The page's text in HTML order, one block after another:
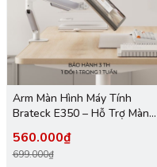
Arm Màn Hình Máy Tính
Brateck E350 – Hỗ Trợ Màn
Gập Linh Hoạt Chuẩn Công
Thái Học
560.000₫
699.000₫